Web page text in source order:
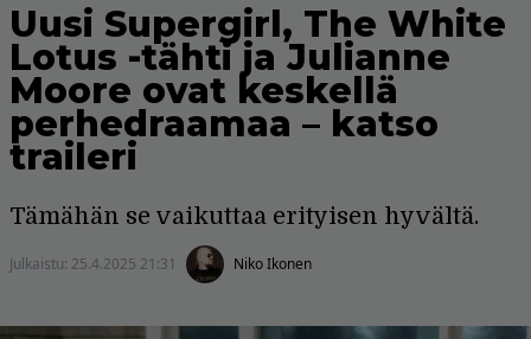
Uusi Supergirl, The White
Lotus -tähti ja Julianne
Moore ovat keskellä
perhedraamaa – katso
traileri
Tämähän se vaikuttaa erityisen hyvältä.
Julkaistu: 25.4.2025 21:31 Niko Ikonen